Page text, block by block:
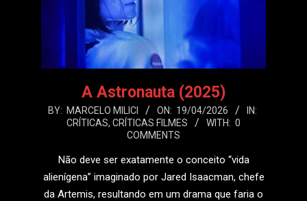
A Astronauta (2025)
2026-
BY: MARCELO MILICI ON: 19/04/2026
IN:
CRÍTICAS, CRÍTICAS FILMES WITH: 0
COMMENTS
Não deve ser exatamente o conceito “vida
alienígena” imaginado por Jared Isaacman, chefe
da Artemis, resultando em um drama que faria o